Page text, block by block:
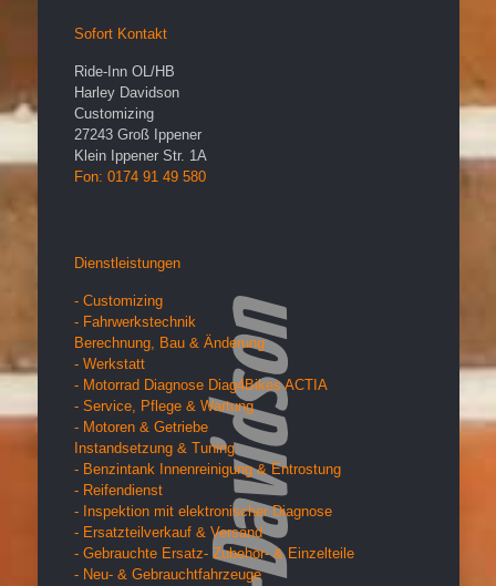
Sofort Kontakt
Ride-Inn OL/HB
Harley Davidson
Customizing
27243 Groß Ippener
Klein Ippener Str. 1A
Fon: 0174 91 49 580
Dienstleistungen
- Customizing
- Fahrwerkstechnik
Berechnung, Bau & Änderung
- Werkstatt
- Motorrad Diagnose Diag4Bikes ACTIA
- Service, Pflege & Wartung
- Motoren & Getriebe
Instandsetzung & Tuning
- Benzintank Innenreinigung & Entrostung
- Reifendienst
- Inspektion mit elektronischer Diagnose
- Ersatzteilverkauf & Versand
- Gebrauchte Ersatz- Zubehör- & Einzelteile
- Neu- & Gebrauchtfahrzeuge